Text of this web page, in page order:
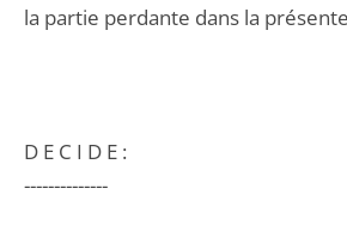
la partie perdante dans la
D E C I D E :
--------------